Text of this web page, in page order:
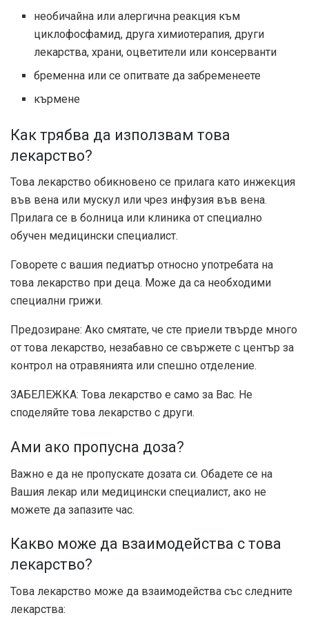
необичайна или алергична реакция към
циклофосфамид, друга химиотерапия, други
лекарства, храни, оцветители или консерванти
бременна или се опитвате да забременеете
кърмене
Как трябва да използвам това
лекарство?
Това лекарство обикновено се прилага като инжекция
във вена или мускул или чрез инфузия във вена.
Прилага се в болница или клиника от специално
обучен медицински специалист.
Говорете с вашия педиатър относно употребата на
това лекарство при деца. Може да са необходими
специални грижи.
Предозиране: Ако смятате, че сте приели твърде много
от това лекарство, незабавно се свържете с център за
контрол на отравянията или спешно отделение.
ЗАБЕЛЕЖКА: Това лекарство е само за Вас. Не
споделяйте това лекарство с други.
Ами ако пропусна доза?
Важно е да не пропускате дозата си. Обадете се на
Вашия лекар или медицински специалист, ако не
можете да запазите час.
Какво може да взаимодейства с това
лекарство?
Това лекарство може да взаимодейства със следните
лекарства: